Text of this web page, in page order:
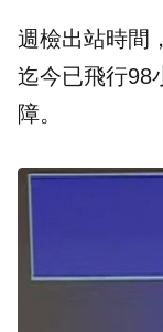
週檢出站時間
迄今已飛行98
障。